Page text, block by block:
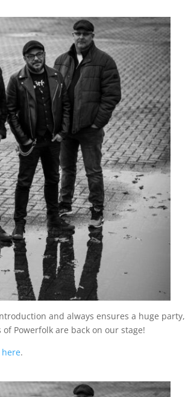
and always ensures a huge party,
Powerfolk are back on our stage!
here.